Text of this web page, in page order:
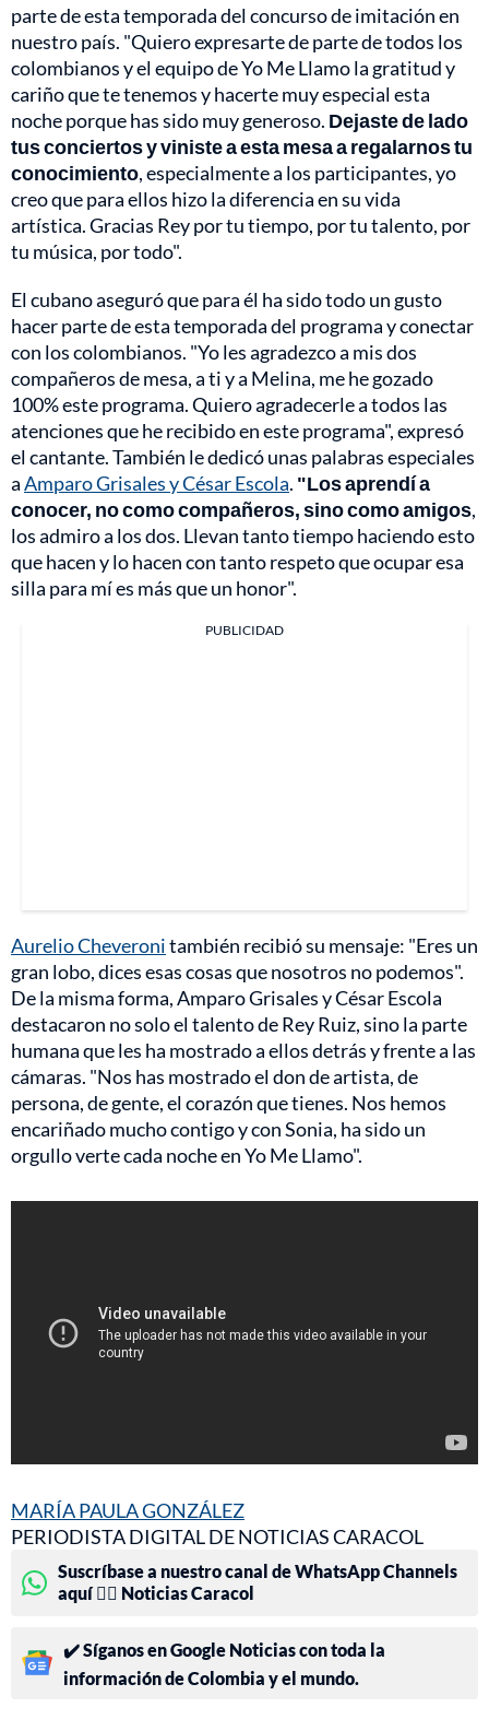
parte de esta temporada del concurso de imitación en
nuestro país. "Quiero expresarte de parte de todos los
colombianos y el equipo de Yo Me Llamo la gratitud y
cariño que te tenemos y hacerte muy especial esta
noche porque has sido muy generoso. Dejaste de lado
tus conciertos y viniste a esta mesa a regalarnos tu
conocimiento, especialmente a los participantes, yo
creo que para ellos hizo la diferencia en su vida
artística. Gracias Rey por tu tiempo, por tu talento, por
tu música, por todo".
El cubano aseguró que para él ha sido todo un gusto
hacer parte de esta temporada del programa y conectar
con los colombianos. "Yo les agradezco a mis dos
compañeros de mesa, a ti y a Melina, me he gozado
100% este programa. Quiero agradecerle a todos las
atenciones que he recibido en este programa", expresó
el cantante. También le dedicó unas palabras especiales
aAmparo Grisales y César Escola. "Los aprendí a
conocer, no como compañeros, sino como amigos,
los admiro a los dos. Llevan tanto tiempo haciendo esto
que hacen y lo hacen con tanto respeto que ocupar esa
silla para mí es más que un honor".
PUBLICIDAD
Aurelio Cheveronitambién recibió su mensaje: "Eres un
gran lobo, dices esas cosas que nosotros no podemos".
De la misma forma, Amparo Grisales y César Escola
destacaron no solo el talento de Rey Ruiz, sino la parte
humana que les ha mostrado a ellos detrás y frente a las
cámaras. "Nos has mostrado el don de artista, de
persona, de gente, el corazón que tienes. Nos hemos
encariñado mucho contigo y con Sonia, ha sido un
orgullo verte cada noche en Yo Me Llamo".
MARÍA PAULA GONZÁLEZ
PERIODISTA DIGITAL DE NOTICIAS CARACOL
Suscríbase a nuestro canal de WhatsApp Channels
aquí 👉🏻 Noticias Caracol
✔️ Síganos en Google Noticias con toda la
información de Colombia y el mundo.